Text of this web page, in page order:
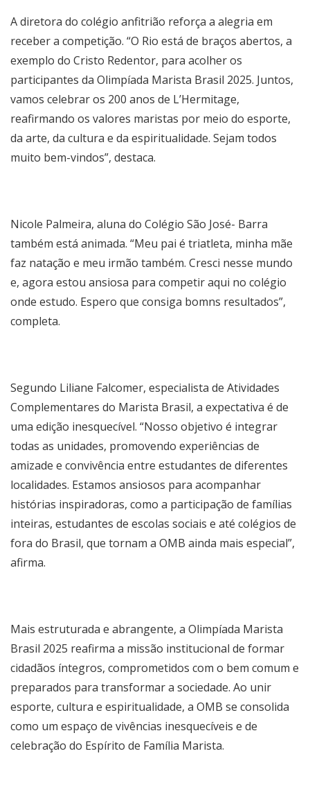
A diretora do colégio anfitrião reforça a alegria em
receber a competição. “O Rio está de braços abertos, a
exemplo do Cristo Redentor, para acolher os
participantes da Olimpíada Marista Brasil 2025. Juntos,
vamos celebrar os 200 anos de L’Hermitage,
reafirmando os valores maristas por meio do esporte,
da arte, da cultura e da espiritualidade. Sejam todos
muito bem-vindos”, destaca.
Nicole Palmeira, aluna do Colégio São José- Barra
também está animada. “Meu pai é triatleta, minha mãe
faz natação e meu irmão também. Cresci nesse mundo
e, agora estou ansiosa para competir aqui no colégio
onde estudo. Espero que consiga bomns resultados”,
completa.
Segundo Liliane Falcomer, especialista de Atividades
Complementares do Marista Brasil, a expectativa é de
uma edição inesquecível. “Nosso objetivo é integrar
todas as unidades, promovendo experiências de
amizade e convivência entre estudantes de diferentes
localidades. Estamos ansiosos para acompanhar
histórias inspiradoras, como a participação de famílias
inteiras, estudantes de escolas sociais e até colégios de
fora do Brasil, que tornam a OMB ainda mais especial”,
afirma.
Mais estruturada e abrangente, a Olimpíada Marista
Brasil 2025 reafirma a missão institucional de formar
cidadãos íntegros, comprometidos com o bem comum e
preparados para transformar a sociedade. Ao unir
esporte, cultura e espiritualidade, a OMB se consolida
como um espaço de vivências inesquecíveis e de
celebração do Espírito de Família Marista.